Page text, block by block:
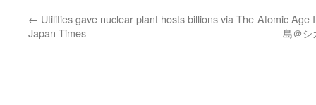
← Utilities gave nuclear plant hosts billions via The
Japan Times
Atomic Age
島＠